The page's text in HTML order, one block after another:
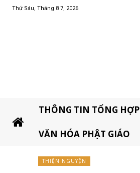
Thứ Sáu, Tháng 8 7, 2026
THÔNG TIN TỔNG HỢP
VĂN HÓA PHẬT GIÁO
THIỆN NGUYỆN